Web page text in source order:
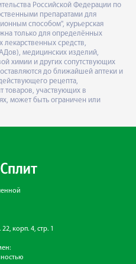
Российской Федерации по
препаратами для
способом", курьерская
только для определённых
лекарственных средств,
медицинских изделий,
химии и других сопутствующих
до ближайшей аптеки и
рецепта,
товаров, участвующих в
может быть ограничен или
корп. 4, стр. 1